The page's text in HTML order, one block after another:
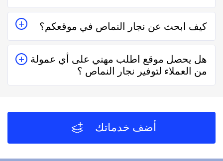
نعم نجار النماص في موقع اطلب مهني ذو ثقة في التعامل
فكل الفنيين والشركات يتم تقييمهم من عملاء حقيقيين وهذا
يدل على جودة الخدمة.
كيف ابحث عن نجار النماص في موقعكم؟
يُمكنك البحث عن نجار النماص في موقعنا من خلال تحديد
المنطقة ثم تحديد المهنة وإختيار الفني الأقرب إليك والأفضل
تقييماً فموقع اطلب مهني يعتمد على تقييم الفنيين
والشركات من خلال العملاء بعد كل زيارة لهم.
هل يحصل موقع اطلب مهني على أي عمولة
من العملاء لتوفير نجار النماص ؟
أضف خدماتك